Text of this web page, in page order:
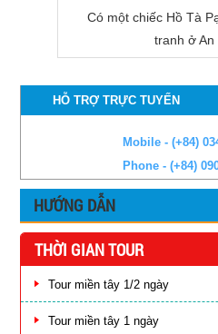
Có một chiếc Hồ Tà
tranh ở An
HỖ TRỢ TRỰC TUYẾN
Mobile - (+84)
Phone - (+84)
HƯỚNG DẪN
THỜI GIAN TOUR
Tour miền tây 1/2 ngày
Tour miền tây 1 ngày